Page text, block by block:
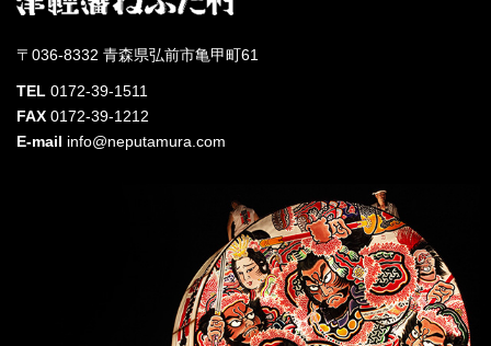
〒036-8332 青森県弘前市亀甲町61
TEL 0172-39-1511
FAX 0172-39-1212
E-mail info@neputamura.com